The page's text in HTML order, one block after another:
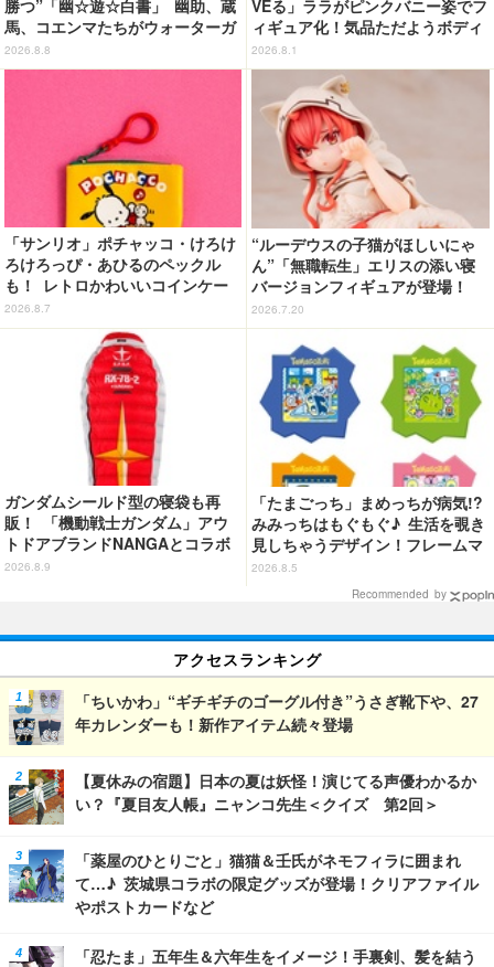
勝つ”「幽☆遊☆白書」 幽助、蔵
馬、コエンマたちがウォーターガ
ンバトル!? 新作グッズが登場☆
2026.8.8
VEる」ララがピンクバニー姿でフ
ィギュア化！気品ただようボディ
に注目
2026.8.1
「サンリオ」ポチャッコ・けろけ
ろけろっぴ・あひるのペックル
も！ レトロかわいいコインケー
ス第2弾がカプセルトイに登場♪
2026.8.7
“ルーデウスの子猫がほしいにゃ
ん”「無職転生」エリスの添い寝
バージョンフィギュアが登場！
猫耳＆ネグリジェの圧倒的破壊力
2026.7.20
ガンダムシールド型の寝袋も再
販！ 「機動戦士ガンダム」アウ
トドアブランドNANGAとコラボ
したアパレルがカッコいい！ 日
2026.8.9
「たまごっち」まめっちが病気!?
みみっちはもぐもぐ♪ 生活を覗き
見しちゃうデザイン！フレームマ
グネット「ぴたっとフレーム」登
2026.8.5
Recommended by
アクセスランキング
「ちいかわ」“ギチギチのゴーグル付き”うさぎ靴下や、27
年カレンダーも！新作アイテム続々登場
【夏休みの宿題】日本の夏は妖怪！演じてる声優わかるか
い？『夏目友人帳』ニャンコ先生＜クイズ 第2回＞
「薬屋のひとりごと」猫猫＆壬氏がネモフィラに囲まれ
て…♪ 茨城県コラボの限定グッズが登場！クリアファイル
やポストカードなど
「忍たま」五年生＆六年生をイメージ！手裏剣、髪を結う